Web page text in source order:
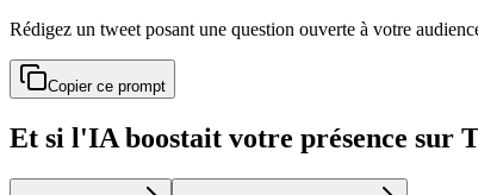
Rédigez un tweet posant une question ouverte à votre
Copier ce prompt
Et si l'IA boostait votre présence sur